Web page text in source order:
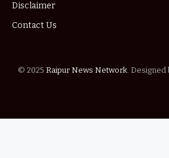
Disclaimer
Contact Us
© 2025 Raipur News Network. Designed